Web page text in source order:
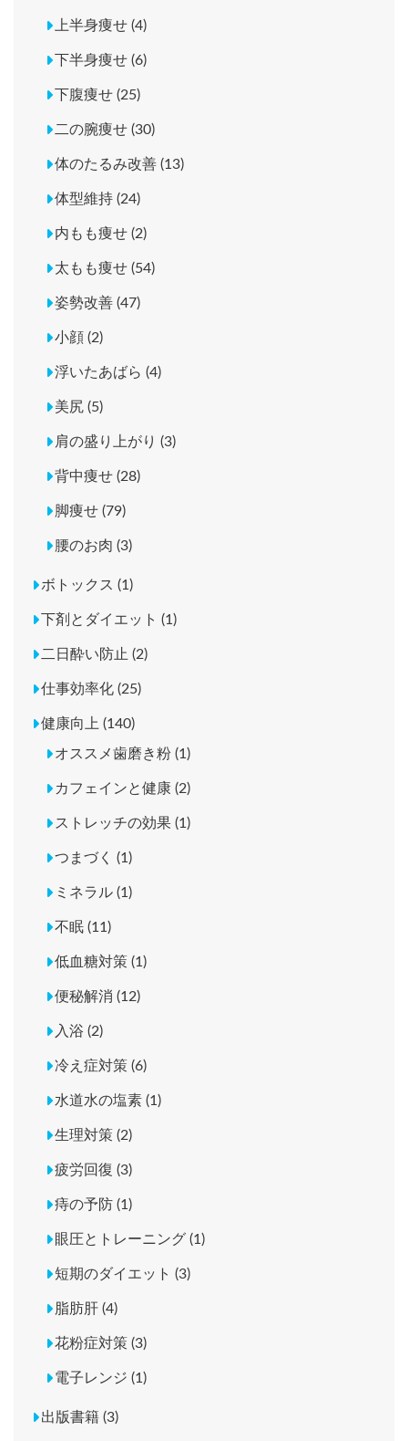
上半身痩せ (4)
下半身痩せ (6)
下腹痩せ (25)
二の腕痩せ (30)
体のたるみ改善 (13)
体型維持 (24)
内もも痩せ (2)
太もも痩せ (54)
姿勢改善 (47)
小顔 (2)
浮いたあばら (4)
美尻 (5)
肩の盛り上がり (3)
背中痩せ (28)
脚痩せ (79)
腰のお肉 (3)
ボトックス (1)
下剤とダイエット (1)
二日酔い防止 (2)
仕事効率化 (25)
健康向上 (140)
オススメ歯磨き粉 (1)
カフェインと健康 (2)
ストレッチの効果 (1)
つまづく (1)
ミネラル (1)
不眠 (11)
低血糖対策 (1)
便秘解消 (12)
入浴 (2)
冷え症対策 (6)
水道水の塩素 (1)
生理対策 (2)
疲労回復 (3)
痔の予防 (1)
眼圧とトレーニング (1)
短期のダイエット (3)
脂肪肝 (4)
花粉症対策 (3)
電子レンジ (1)
出版書籍 (3)